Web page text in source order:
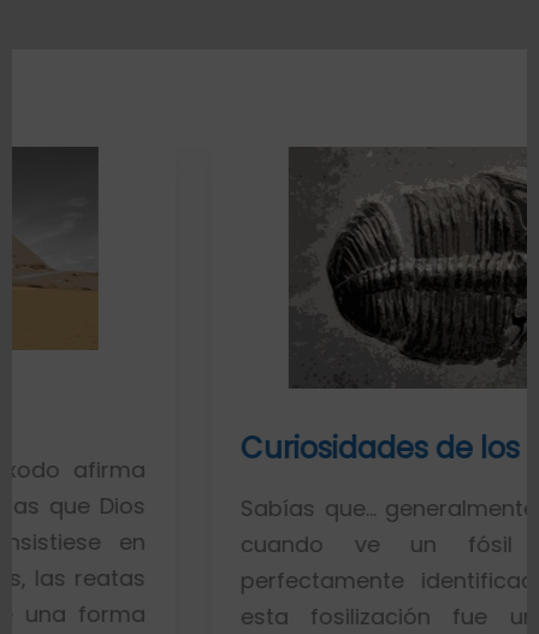
Curiosidades de los fósiles
Sabías que… generalmente toda la
cuando ve un fósil de un
perfectamente identificado piensa
esta fosilización fue un proceso